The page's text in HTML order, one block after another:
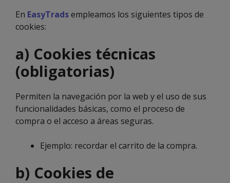
En EasyTradsempleamos los siguientes tipos de
cookies:
a) Cookies técnicas
(obligatorias)
Permiten la navegación por la web y el uso de sus
funcionalidades básicas, como el proceso de
compra o el acceso a áreas seguras.
Ejemplo: recordar el carrito de la compra.
b) Cookies de